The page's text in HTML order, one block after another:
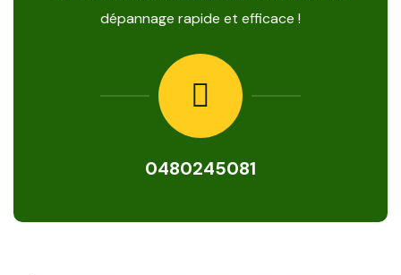
dépannage rapide et efficace !
0480245081